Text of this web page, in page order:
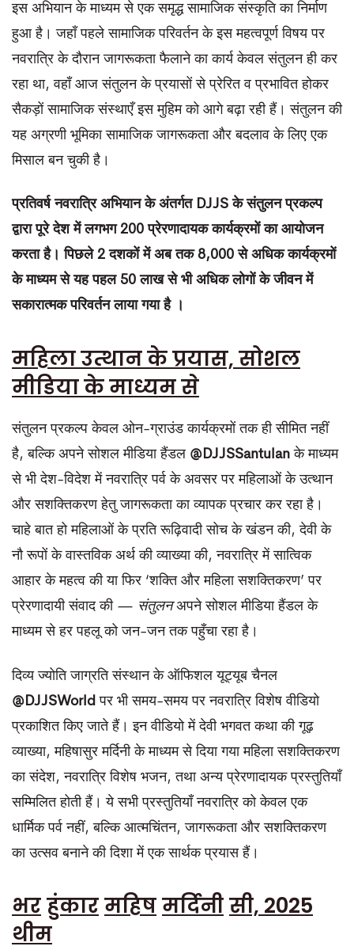
इस अभियान के माध्यम से एक समृद्ध सामाजिक संस्कृति का निर्माण
हुआ है। जहाँ पहले सामाजिक परिवर्तन के इस महत्वपूर्ण विषय पर
नवरात्रि के दौरान जागरूकता फैलाने का कार्य केवल संतुलन ही कर
रहा था, वहाँ आज संतुलन के प्रयासों से प्रेरित व प्रभावित होकर
सैकड़ों सामाजिक संस्थाएँ इस मुहिम को आगे बढ़ा रही हैं। संतुलन की
यह अग्रणी भूमिका सामाजिक जागरूकता और बदलाव के लिए एक
मिसाल बन चुकी है।
प्रतिवर्ष नवरात्रि अभियान के अंतर्गतDJJS के संतुलन प्रकल्प
द्वारापूरे देश में लगभग200प्रेरणादायक कार्यक्रमों का आयोजन
करता है। पिछले2दशकों में अब तक8,000से अधिक कार्यक्रमों
के माध्यम से यह पहल50लाख से भी अधिक लोगों के जीवन में
सकारात्मक परिवर्तनलाया गया है ।
महिला उत्थान के प्रयास, सोशल
मीडिया के माध्यम से
संतुलन प्रकल्प केवल ओन-ग्राउंड कार्यक्रमों तक ही सीमित नहीं
है, बल्कि अपने सोशल मीडिया हैंडल @DJJSSantulan के माध्यम
से भी देश-विदेश में नवरात्रि पर्व के अवसर पर महिलाओं के उत्थान
और सशक्तिकरण हेतु जागरूकता का व्यापक प्रचार कर रहा है।
चाहे बात हो महिलाओं के प्रति रूढ़िवादी सोच के खंडन की, देवी के
नौ रूपों के वास्तविक अर्थ की व्याख्या की, नवरात्रि में सात्विक
आहार के महत्व की या फिर ‘शक्ति और महिला सशक्तिकरण’ पर
प्रेरणादायी संवाद की — संतुलनअपने सोशल मीडिया हैंडल के
माध्यम से हर पहलू को जन-जन तक पहुँचा रहा है।
दिव्य ज्योति जाग्रति संस्थान के ऑफिशल यूट्यूब चैनल
@DJJSWorld पर भी समय-समय पर नवरात्रि विशेष वीडियो
प्रकाशित किए जाते हैं। इन वीडियो में देवी भगवत कथा की गूढ़
व्याख्या, महिषासुर मर्दिनी के माध्यम से दिया गया महिला सशक्तिकरण
का संदेश, नवरात्रि विशेष भजन, तथा अन्य प्रेरणादायक प्रस्तुतियाँ
सम्मिलित होती हैं। ये सभी प्रस्तुतियाँ नवरात्रि को केवल एक
धार्मिक पर्व नहीं, बल्कि आत्मचिंतन, जागरूकता और सशक्तिकरण
का उत्सव बनाने की दिशा में एक सार्थक प्रयास हैं।
भरहुंकारमहिषमर्दिनीसी, 2025
थीम